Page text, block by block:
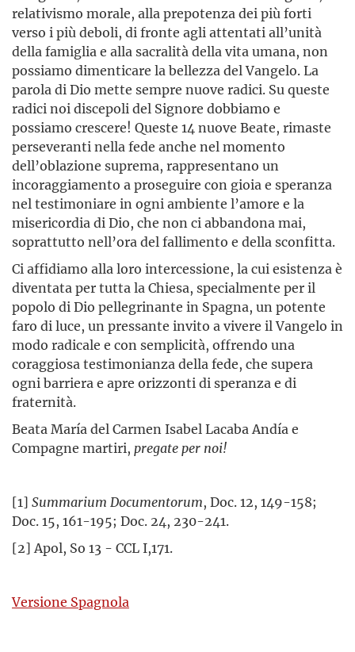
relativismo morale, alla prepotenza dei più forti
verso i più deboli, di fronte agli attentati all’unità
della famiglia e alla sacralità della vita umana, non
possiamo dimenticare la bellezza del Vangelo. La
parola di Dio mette sempre nuove radici. Su queste
radici noi discepoli del Signore dobbiamo e
possiamo crescere! Queste 14 nuove Beate, rimaste
perseveranti nella fede anche nel momento
dell’oblazione suprema, rappresentano un
incoraggiamento a proseguire con gioia e speranza
nel testimoniare in ogni ambiente l’amore e la
misericordia di Dio, che non ci abbandona mai,
soprattutto nell’ora del fallimento e della sconfitta.
Ci affidiamo alla loro intercessione, la cui esistenza è
diventata per tutta la Chiesa, specialmente per il
popolo di Dio pellegrinante in Spagna, un potente
faro di luce, un pressante invito a vivere il Vangelo in
modo radicale e con semplicità, offrendo una
coraggiosa testimonianza della fede, che supera
ogni barriera e apre orizzonti di speranza e di
fraternità.
Beata María del Carmen Isabel Lacaba Andía e
Compagne martiri, pregate per noi!
[1] Summarium Documentorum, Doc. 12, 149-158;
Doc. 15, 161-195; Doc. 24, 230-241.
[2] Apol, So 13 - CCL I,171.
Versione Spagnola